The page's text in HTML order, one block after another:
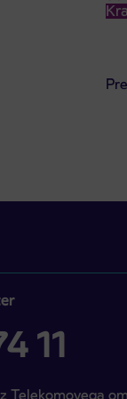
11
Telekomovega